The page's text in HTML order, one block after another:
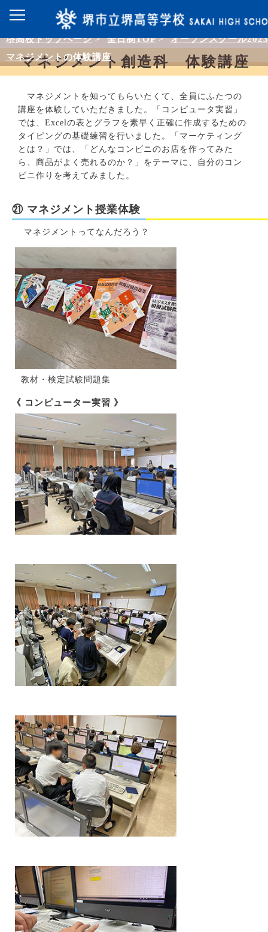
堺高校トップページ> 全日制TOP>
オープンスクール2023
マネジメントの体験講座
マネジメント創造科 体験講座
マネジメントを知ってもらいたくて、全員にふたつの
講座を体験していただきました。「コンピュータ実習」
では、Excelの表とグラフを素早く正確に作成するための
タイピングの基礎練習を行いました。「マーケティング
とは？」では、「どんなコンビニのお店を作ってみた
ら、商品がよく売れるのか？」をテーマに、自分のコン
ビニ作りを考えてみました。
㉑ マネジメント授業体験
マネジメントってなんだろう？
教材・検定試験問題集
《 コンピューター実習 》